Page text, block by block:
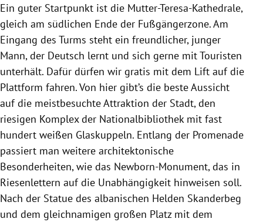
Ein guter Startpunkt ist die Mutter-Teresa-Kathedrale,
gleich am südlichen Ende der Fußgängerzone. Am
Eingang des Turms steht ein freundlicher, junger
Mann, der Deutsch lernt und sich gerne mit Touristen
unterhält. Dafür dürfen wir gratis mit dem Lift auf die
Plattform fahren. Von hier gibt’s die beste Aussicht
auf die meistbesuchte Attraktion der Stadt, den
riesigen Komplex der Nationalbibliothek mit fast
hundert weißen Glaskuppeln. Entlang der Promenade
passiert man weitere architektonische
Besonderheiten, wie das Newborn-Monument, das in
Riesenlettern auf die Unabhängigkeit hinweisen soll.
Nach der Statue des albanischen Helden Skanderbeg
und dem gleichnamigen großen Platz mit dem